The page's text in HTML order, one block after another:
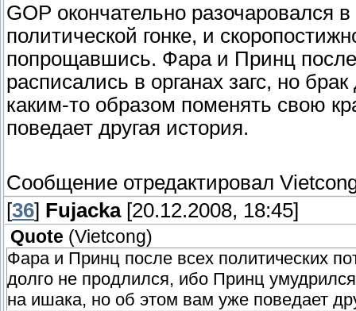
GOP окончательно разочаровался
политической гонке, и
попрощавшись. Фара и Принц после
расписались в органах загс, но
каким-то образом поменять свою
поведает другая история.
Сообщение отредактировал
[36] Fujacka[20.12.2008, 18:45]
Quote (Vietcong)
Фара и Принц после всех политических
долго не продлился, ибо Принц
на ишака, но об этом вам уже поведает